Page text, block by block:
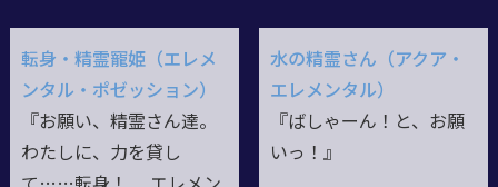
転身・精霊寵姫（エレメ
ンタル・ポゼッション）
『お願い、精霊さん達。
わたしに、力を貸し
水の精霊さん（アクア・
エレメンタル）
『ばしゃーん！と、お願
いっ！』